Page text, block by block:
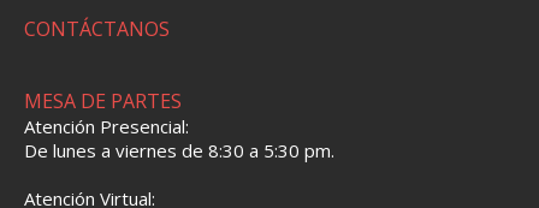
CONTÁCTANOS
MESA DE PARTES
Atención Presencial:
De lunes a viernes de 8:30 a 5:30 pm.
Atención Virtual: